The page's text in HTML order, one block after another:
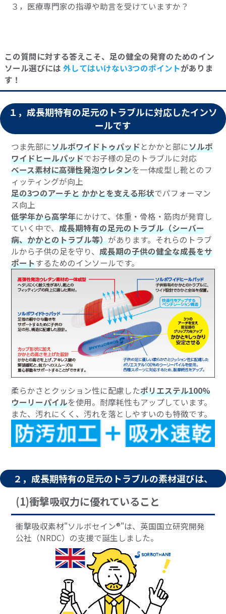
３，医療専門家の指導や助言を受けていますか？
この質問に対する答えこそ、足の健全の発育のためのイン
ソール選びには 外してはいけない3つのポイントがありま
す！
１，成長期特有の足元のトラブルに対応したインソ
ールです
つま先部にソルボワイドトゥパッドとかかと部にソルボ
ワイドヒールパッドでお子様の足のトラブルに対応
ベース素材に高弾性発泡ウレタンを一体成型し靴とのフ
ィッティングが向上
足の3つのアーチと かかとを支える形状でパフォーマン
ス向上
低学年から高学年にかけて、体重・骨格・筋肉が発育し
ていく中で、成長期特有の足元のトラブル（シーバー
病、かかとのトラブル等）があります。それらのトラブ
ルから子供の足を守り、成長期の子供の健全な成長をサ
ポートするためのインソールです。
柔らかさとクッション性に配慮したポリエステル100%
ウーリーパイルを使用。耐摩耗性もアップしています。
また、汚れにくく、汚れを落としやすいのも特徴です。
２，成長期特有の足元のトラブルの素材選びは、
(1)衝撃吸収力に優れていること
衝撃吸収素材"ソルボセイン®"は、英国国立研究開発
公社（NRDC）の支援で誕生しました。